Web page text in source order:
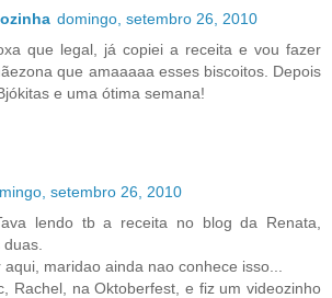
domingo, setembro 26, 2010
que legal, já copiei a receita e vou fazer
que amaaaaa esses biscoitos. Depois
e uma ótima semana!
setembro 26, 2010
lendo tb a receita no blog da Renata,
duas.
aqui, maridao ainda nao conhece isso...
Rachel, na Oktoberfest, e fiz um videozinho